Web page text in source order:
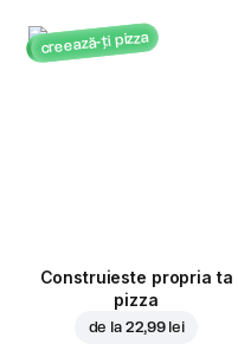
creează-ți pizza
Construieste propria ta
pizza
de la 22,99 lei